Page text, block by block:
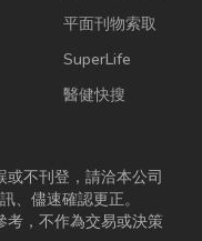
平面刊物索取
SuperLife
醫健快搜
不刊登，請洽本公司
、儘速確認更正。
考，不作為交易或決策